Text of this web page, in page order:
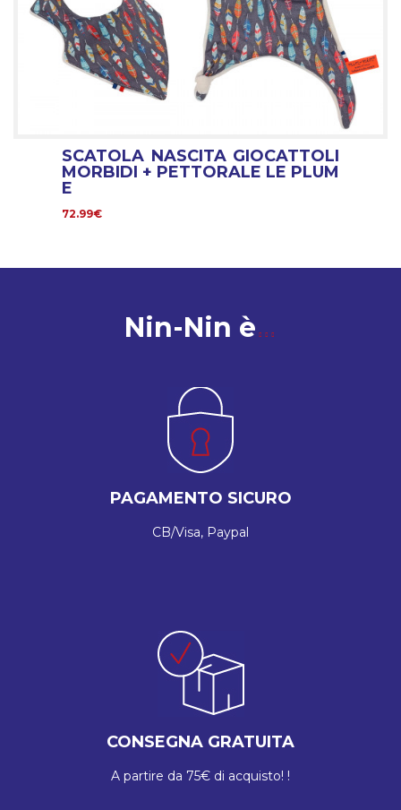
SCATOLA NASCITA GIOCATTOLI
MORBIDI + PETTORALE LE PLUM
E
72.99€
Nin-Nin è
PAGAMENTO SICURO
CB/Visa, Paypal
CONSEGNA GRATUITA
A partire da 75€ di acquisto! !